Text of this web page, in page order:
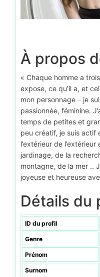
À propos
« Chaque homme a
expose, ce qu’il a, et
mon personnage – je
passionnée, féminine.
temps de petites et
peu créatif, je suis actif
l’extérieur de
jardinage, de la
montagne, de la mer ..
joyeuse et heureuse
Détails du
ID du profil
Genre
Prénom
Surnom